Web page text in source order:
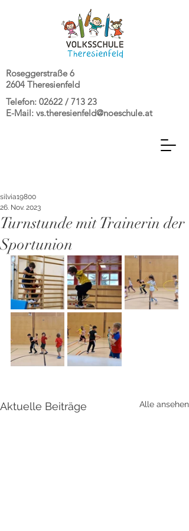
Telefon: 02622 / 713 23
E-Mail: vs.theresienfeld@noeschule.at
Roseggerstraße 6
2604 Theresienfeld
Turnstunde mit Trainerin der
Sportunion
silvia19800
26. Nov. 2023
Aktuelle Beiträge Alle ansehen